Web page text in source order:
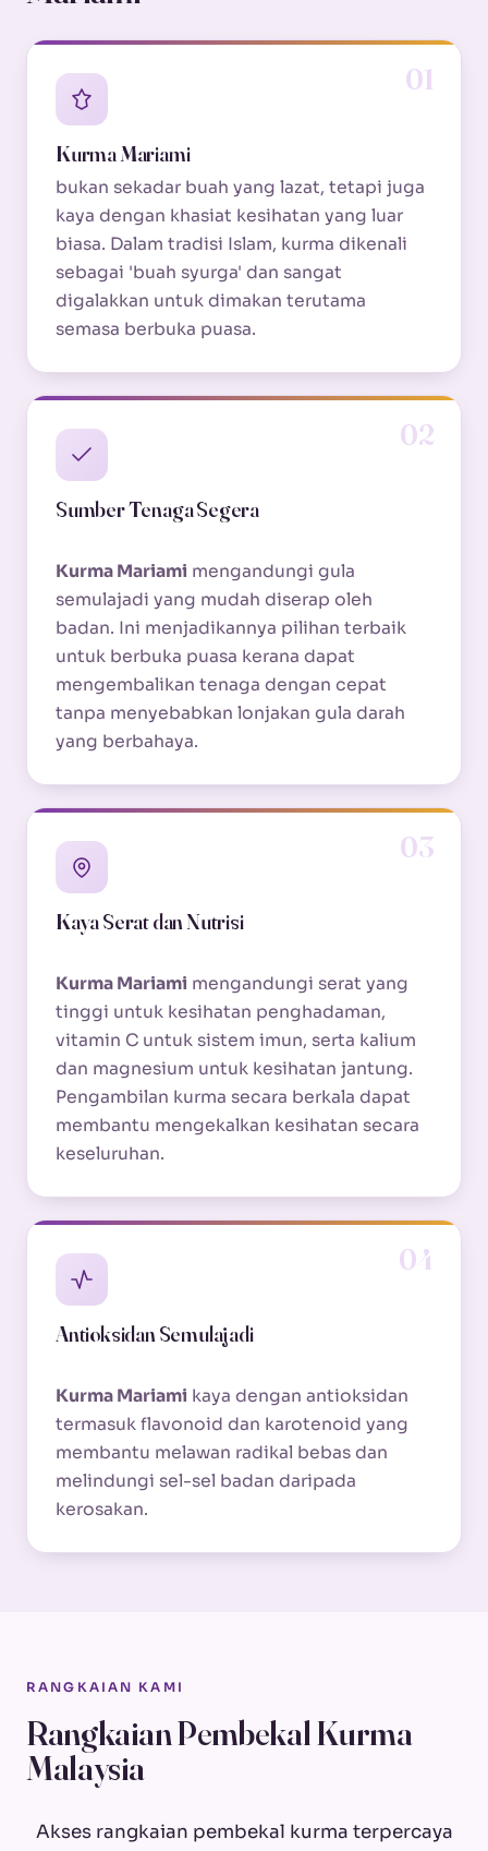
01
Kurma Mariami
bukan sekadar buah yang lazat, tetapi juga
kaya dengan khasiat kesihatan yang luar
biasa. Dalam tradisi Islam, kurma dikenali
sebagai 'buah syurga' dan sangat
digalakkan untuk dimakan terutama
semasa berbuka puasa.
02
Sumber Tenaga Segera
Kurma Mariami mengandungi gula
semulajadi yang mudah diserap oleh
badan. Ini menjadikannya pilihan terbaik
untuk berbuka puasa kerana dapat
mengembalikan tenaga dengan cepat
tanpa menyebabkan lonjakan gula darah
yang berbahaya.
03
Kaya Serat dan Nutrisi
Kurma Mariami mengandungi serat yang
tinggi untuk kesihatan penghadaman,
vitamin C untuk sistem imun, serta kalium
dan magnesium untuk kesihatan jantung.
Pengambilan kurma secara berkala dapat
membantu mengekalkan kesihatan secara
keseluruhan.
04
Antioksidan Semulajadi
Kurma Mariami kaya dengan antioksidan
termasuk flavonoid dan karotenoid yang
membantu melawan radikal bebas dan
melindungi sel-sel badan daripada
kerosakan.
RANGKAIAN KAMI
Rangkaian Pembekal Kurma
Malaysia
Akses rangkaian pembekal kurma terpercaya